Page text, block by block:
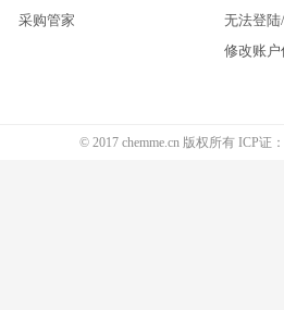
采购管家
无法登
修改账户
© 2017 chemme.cn 版权所有 ICP证：